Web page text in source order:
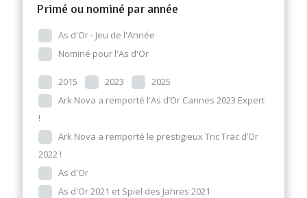
Primé ou nominé par année
As d'Or - Jeu de l'Année
Nominé pour l'As d'Or
2015 2023
2025
Ark Nova a remporté l'As d’Or Cannes 2023 Expert
!
Ark Nova a remporté le prestigieux Tric Trac d’Or
2022 !
As d'Or
As d'Or 2021 et Spiel des Jahres 2021